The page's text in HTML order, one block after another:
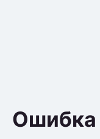
Ошибка